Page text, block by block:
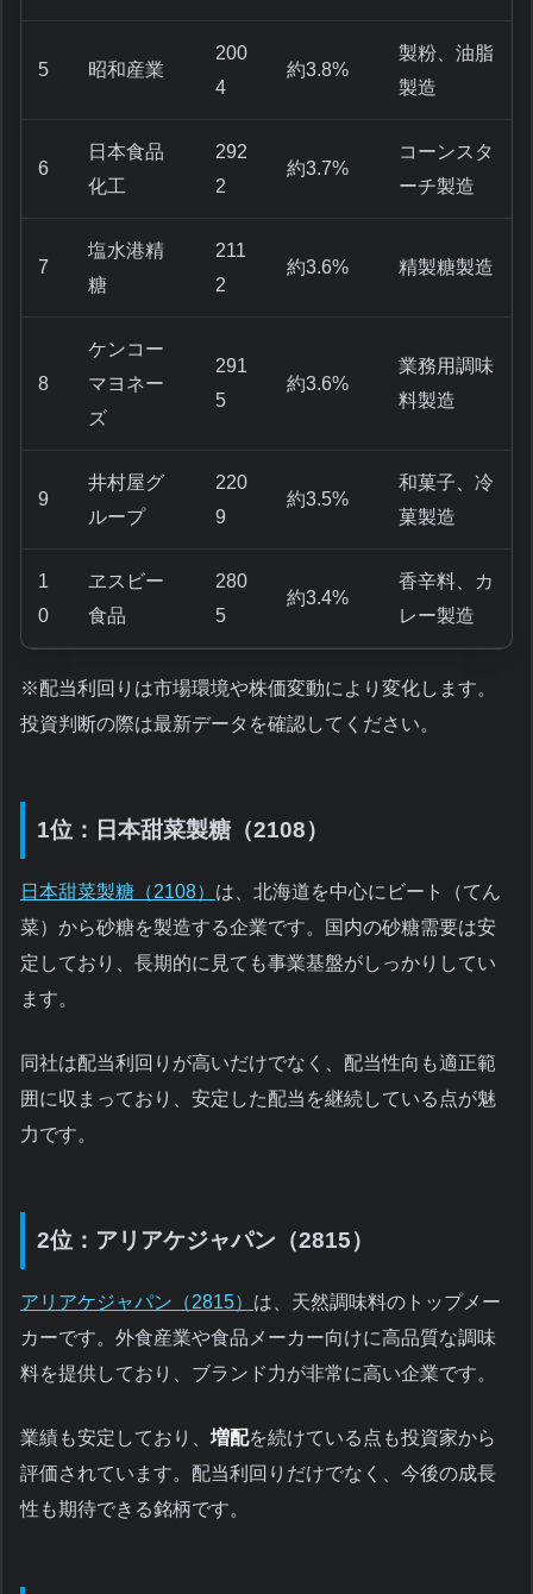
5 昭和産業
200
4
約3.8%
製粉、油脂
製造
6
日本食品
化工
292
2
約3.7%
コーンスタ
ーチ製造
7
塩水港精
糖
211
2
約3.6% 精製糖製造
8
ケンコー
マヨネー
ズ
291
5
約3.6%
業務用調味
料製造
9
井村屋グ
ループ
220
9
約3.5%
和菓子、冷
菓製造
1
0
ヱスビー
食品
280
5
約3.4%
香辛料、カ
レー製造
※配当利回りは市場環境や株価変動により変化します。
投資判断の際は最新データを確認してください。
1位：日本甜菜製糖（2108）
日本甜菜製糖（2108） は、北海道を中心にビート（てん
菜）から砂糖を製造する企業です。国内の砂糖需要は安
定しており、長期的に見ても事業基盤がしっかりしてい
ます。
同社は配当利回りが高いだけでなく、配当性向も適正範
囲に収まっており、安定した配当を継続している点が魅
力です。
2位：アリアケジャパン（2815）
アリアケジャパン（2815） は、天然調味料のトップメー
カーです。外食産業や食品メーカー向けに高品質な調味
料を提供しており、ブランド力が非常に高い企業です。
業績も安定しており、 増配を続けている点も投資家から
評価されています。配当利回りだけでなく、今後の成長
性も期待できる銘柄です。